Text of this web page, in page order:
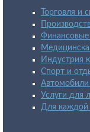
Торговля и
Финансовые
Индустрия
Спорт и
Автомобили
Услуги для
Для каждой